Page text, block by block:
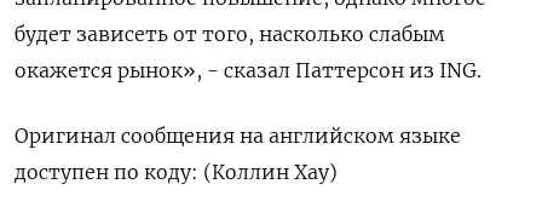
будет зависеть от того, насколько слабым
окажется рынок», - сказал Паттерсон из ING.
Оригинал сообщения на английском языке
доступен по коду: (Коллин Хау)